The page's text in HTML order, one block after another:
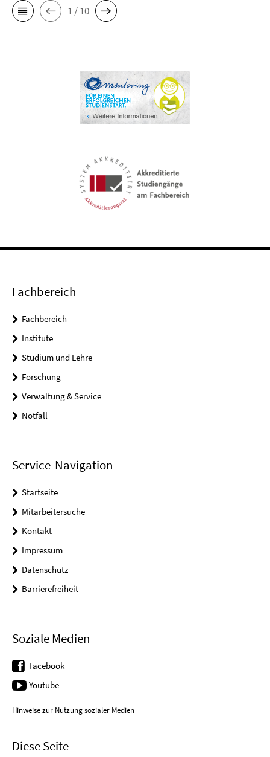
1 / 10
Fachbereich
Fachbereich
Institute
Studium und Lehre
Forschung
Verwaltung & Service
Notfall
Service-Navigation
Startseite
Mitarbeitersuche
Kontakt
Impressum
Datenschutz
Barrierefreiheit
Soziale Medien
Facebook
Youtube
Hinweise zur Nutzung sozialer Medien
Diese Seite